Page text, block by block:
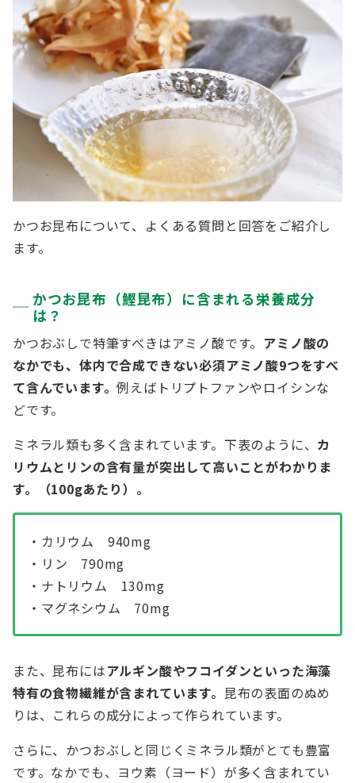
かつお昆布について、よくある質問と回答をご紹介し
ます。
かつお昆布（鰹昆布）に含まれる栄養成分
は？
かつおぶしで特筆すべきはアミノ酸です。 アミノ酸の
なかでも、体内で合成できない必須アミノ酸9つをすべ
て含んでいます。例えばトリプトファンやロイシンな
どです。
ミネラル類も多く含まれています。下表のように、 カ
リウムとリンの含有量が突出して高いことがわかりま
す。（100gあたり）。
・カリウム 940mg
・リン 790mg
・ナトリウム 130mg
・マグネシウム 70mg
また、昆布にはアルギン酸やフコイダンといった海藻
特有の食物繊維が含まれています。 昆布の表面のぬめ
りは、これらの成分によって作られています。
さらに、かつおぶしと同じくミネラル類がとても豊富
です。なかでも、ヨウ素（ヨード）が多く含まれてい